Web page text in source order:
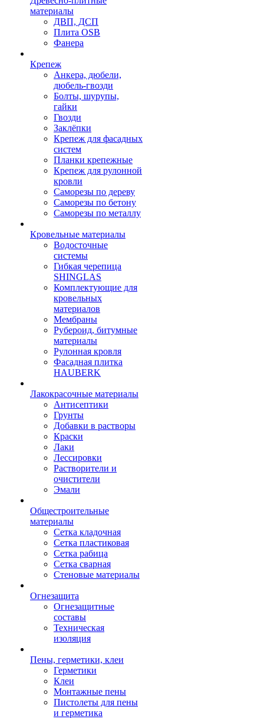
материалы
ДВП, ДСП
Плита OSB
Фанера
Крепеж
Анкера, дюбели,
дюбель-гвозди
Болты, шурупы,
гайки
Гвозди
Заклёпки
Крепеж для фасадных
систем
Планки крепежные
Крепеж для рулонной
кровли
Саморезы по дереву
Саморезы по бетону
Саморезы по металлу
Кровельные материалы
Водосточные
системы
Гибкая черепица
SHINGLAS
Комплектующие для
кровельных
материалов
Мембраны
Рубероид, битумные
материалы
Рулонная кровля
Фасадная плитка
HAUBERK
Лакокрасочные материалы
Антисептики
Грунты
Добавки в растворы
Краски
Лаки
Лессировки
Растворители и
очистители
Эмали
Общестроительные
материалы
Сетка кладочная
Сетка пластиковая
Сетка рабица
Сетка сварная
Стеновые материалы
Огнезащита
Огнезащитные
составы
Техническая
изоляция
Пены, герметики, клеи
Герметики
Клеи
Монтажные пены
Пистолеты для пены
и герметика